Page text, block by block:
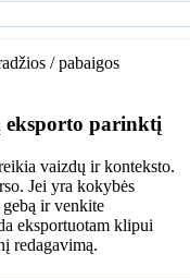
/ pabaigos
eksporto parinktį
vaizdų ir konteksto.
Jei yra kokybės
ir venkite
eksportuotam klipui
redagavimą.